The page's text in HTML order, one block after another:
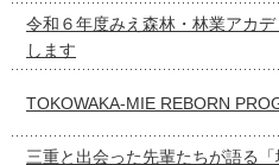
令和６年度みえ森林・林業アカ
します
TOKOWAKA-MIE REBORN
三重と出会った先輩たちが語る